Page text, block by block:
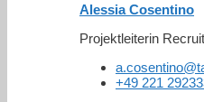
Alessia Cosentino
Projektleiterin
+49 221